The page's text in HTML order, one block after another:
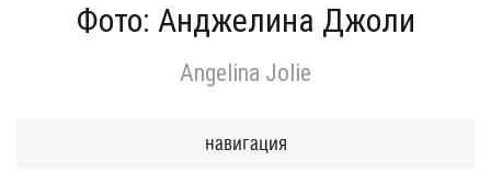
Фото: Анджелина Джоли
Angelina Jolie
навигация